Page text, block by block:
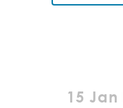
15 Jan